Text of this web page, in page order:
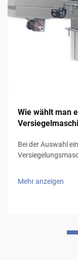
Wie wählt man
Bei der Auswahl
tropffreie Beutel
Mehr anzeigen